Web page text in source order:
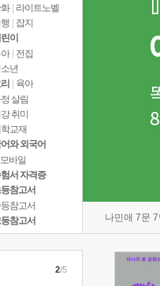
| 라이트노벨
잡지
이
| 전집
년
육아
살림
취미
교재
와 외국어
모바일
서 자격증
참고서
참고서
참고서
나민애 7문
2/5